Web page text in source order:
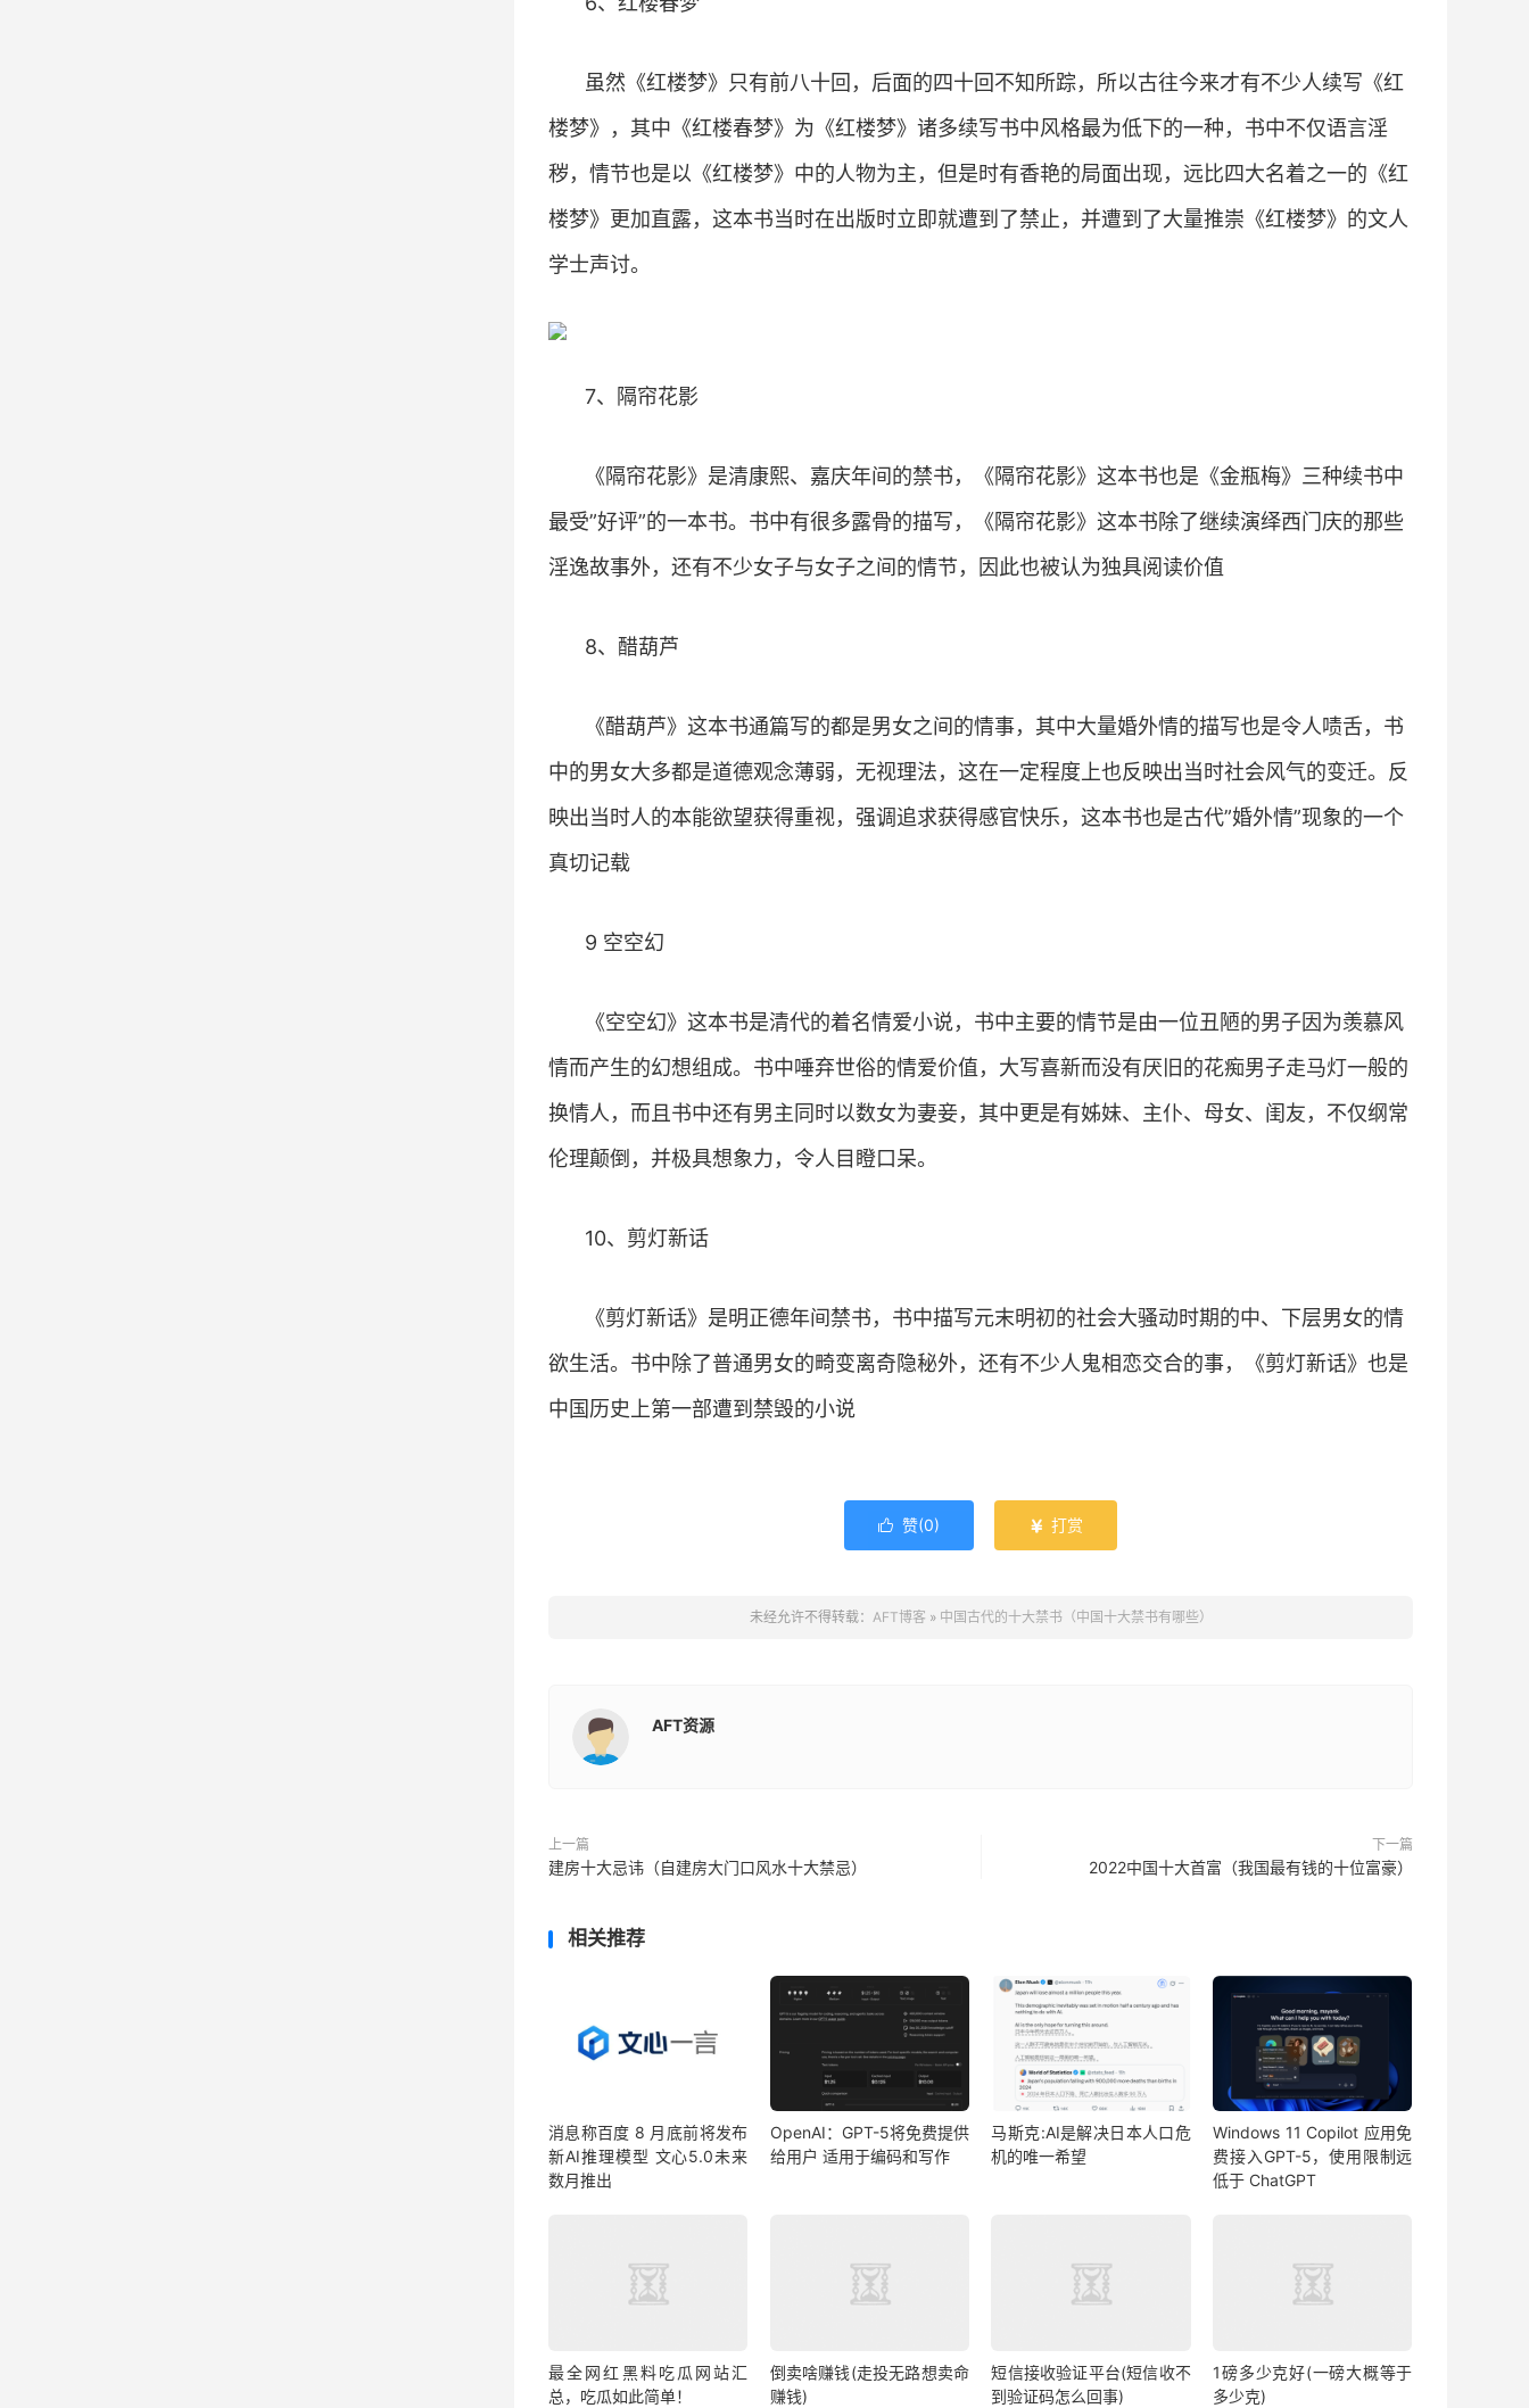
虽然《红楼梦》只有前八十回，后面的四十回不知所踪，所以古往今来才有不少人续写《红
楼梦》，其中《红楼春梦》为《红楼梦》诸多续写书中风格最为低下的一种，书中不仅语言淫
秽，情节也是以《红楼梦》中的人物为主，但是时有香艳的局面出现，远比四大名着之一的《红
楼梦》更加直露，这本书当时在出版时立即就遭到了禁止，并遭到了大量推崇《红楼梦》的文人
学士声讨。
7、隔帘花影
《隔帘花影》是清康熙、嘉庆年间的禁书，《隔帘花影》这本书也是《金瓶梅》三种续书中
最受”好评”的一本书。书中有很多露骨的描写，《隔帘花影》这本书除了继续演绎西门庆的那些
淫逸故事外，还有不少女子与女子之间的情节，因此也被认为独具阅读价值
8、醋葫芦
《醋葫芦》这本书通篇写的都是男女之间的情事，其中大量婚外情的描写也是令人啧舌，书
中的男女大多都是道德观念薄弱，无视理法，这在一定程度上也反映出当时社会风气的变迁。反
映出当时人的本能欲望获得重视，强调追求获得感官快乐，这本书也是古代”婚外情”现象的一个
真切记载
9 空空幻
《空空幻》这本书是清代的着名情爱小说，书中主要的情节是由一位丑陋的男子因为羡慕风
情而产生的幻想组成。书中唾弃世俗的情爱价值，大写喜新而没有厌旧的花痴男子走马灯一般的
换情人，而且书中还有男主同时以数女为妻妾，其中更是有姊妹、主仆、母女、闺友，不仅纲常
伦理颠倒，并极具想象力，令人目瞪口呆。
10、剪灯新话
《剪灯新话》是明正德年间禁书，书中描写元末明初的社会大骚动时期的中、下层男女的情
欲生活。书中除了普通男女的畸变离奇隐秘外，还有不少人鬼相恋交合的事，《剪灯新话》也是
中国历史上第一部遭到禁毁的小说
 赞(0)  打赏
未经允许不得转载： AFT博客 » 中国古代的十大禁书（中国十大禁书有哪些）
AFT资源
上一篇
建房十大忌讳（自建房大门口风水十大禁忌）
下一篇
2022中国十大首富（我国最有钱的十位富豪）
相关推荐
消息称百度 8 月底前将发布
新AI推理模型 文心5.0未来
数月推出
OpenAI：GPT-5将免费提供
给用户 适用于编码和写作
马斯克:AI是解决日本人口危
机的唯一希望
Windows 11 Copilot 应用免
费接入GPT-5，使用限制远
低于 ChatGPT
最全网红黑料吃瓜网站汇
总，吃瓜如此简单！
倒卖啥赚钱(走投无路想卖命
赚钱)
短信接收验证平台(短信收不
到验证码怎么回事)
1磅多少克好(一磅大概等于
多少克)